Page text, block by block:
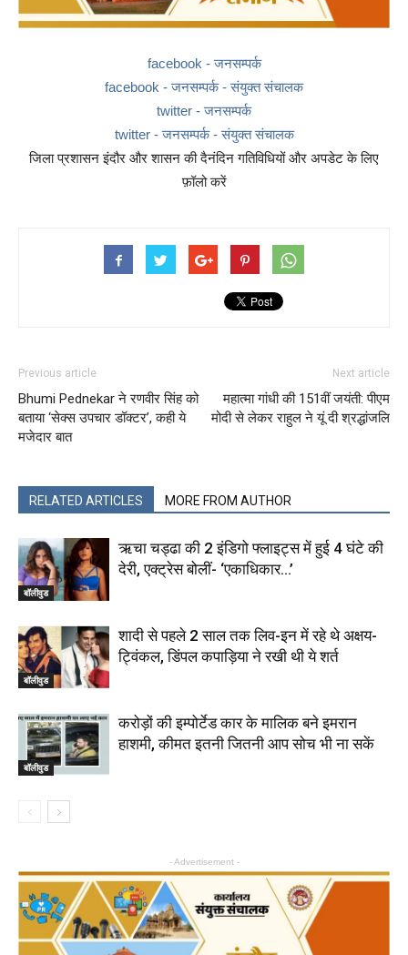
facebook - जनसम्पर्क
facebook - जनसम्पर्क - संयुक्त संचालक
twitter - जनसम्पर्क
twitter - जनसम्पर्क - संयुक्त संचालक
जिला प्रशासन इंदौर और शासन की दैनंदिन गतिविधियों और अपडेट के लिए
फ़ॉलो करें
Previous article
Bhumi Pednekar ने रणवीर सिंह को
बताया ‘सेक्स उपचार डॉक्टर’, कही ये
मजेदार बात
Next article
महात्मा गांधी की 151वीं जयंती: पीएम
मोदी से लेकर राहुल ने यूं दी श्रद्धांजलि
RELATED ARTICLES MORE FROM AUTHOR
बॉलीवुड
ऋचा चड्ढा की 2 इंडिगो फ्लाइट्स में हुई 4 घंटे की
देरी, एक्ट्रेस बोलीं- ‘एकाधिकार…’
बॉलीवुड
शादी से पहले 2 साल तक लिव-इन में रहे थे अक्षय-
ट्विंकल, डिंपल कपाड़िया ने रखी थी ये शर्त
बॉलीवुड
करोड़ों की इम्पोर्टेड कार के मालिक बने इमरान
हाशमी, कीमत इतनी जितनी आप सोच भी ना सकें
- Advertisement -